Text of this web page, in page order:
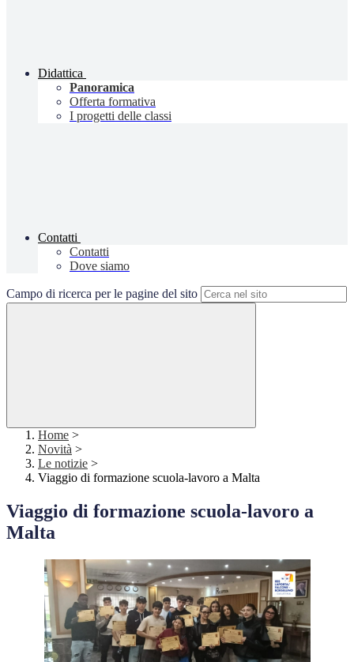
Didattica
Panoramica
Offerta formativa
I progetti delle classi
Contatti
Contatti
Dove siamo
Campo di ricerca per le pagine del sito
Home >
Novità >
Le notizie >
Viaggio di formazione scuola-lavoro a Malta
Viaggio di formazione scuola-lavoro a
Malta